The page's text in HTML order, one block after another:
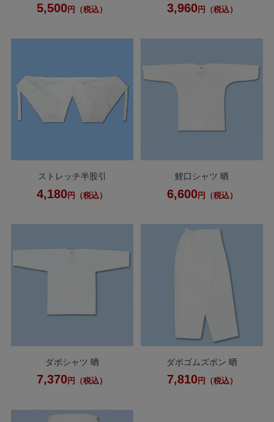
5,500 円（税込） 3,960円（税込）
ストレッチ半股引
4,180円（税込）
鯉口シャツ 晒
6,600円（税込）
ダボシャツ 晒
7,370 円（税込）
ダボゴムズボン 晒
7,810円（税込）